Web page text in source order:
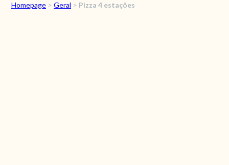
Homepage > Geral > Pizza 4 estações